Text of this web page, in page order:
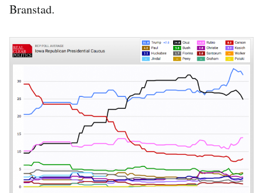
Branstad.